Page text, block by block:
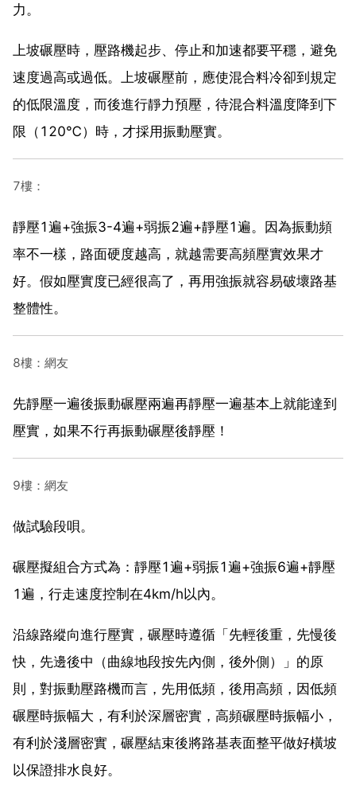
力。
上坡碾壓時，壓路機起步、停止和加速都要平穩，避免
速度過高或過低。上坡碾壓前，應使混合料冷卻到規定
的低限溫度，而後進行靜力預壓，待混合料溫度降到下
限（120℃）時，才採用振動壓實。
7樓：
靜壓1遍+強振3-4遍+弱振2遍+靜壓1遍。因為振動頻
率不一樣，路面硬度越高，就越需要高頻壓實效果才
好。假如壓實度已經很高了，再用強振就容易破壞路基
整體性。
8樓：網友
先靜壓一遍後振動碾壓兩遍再靜壓一遍基本上就能達到
壓實，如果不行再振動碾壓後靜壓！
9樓：網友
做試驗段唄。
碾壓擬組合方式為：靜壓1遍+弱振1遍+強振6遍+靜壓
1遍，行走速度控制在4km/h以內。
沿線路縱向進行壓實，碾壓時遵循「先輕後重，先慢後
快，先邊後中（曲線地段按先內側，後外側）」的原
則，對振動壓路機而言，先用低頻，後用高頻，因低頻
碾壓時振幅大，有利於深層密實，高頻碾壓時振幅小，
有利於淺層密實，碾壓結束後將路基表面整平做好橫坡
以保證排水良好。